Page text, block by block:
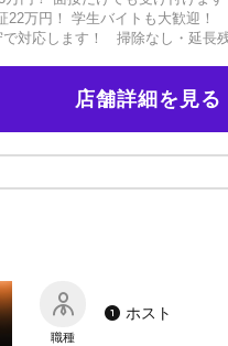
22万円！ 学生バイトも大歓迎
対応します！ 掃除なし・延
あなたを成長させるマニュア
円計算で即日支給!! 夢を掴
店舗詳細を見る
職種
ホスト